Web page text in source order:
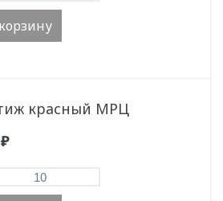
красный МРЦ
₽